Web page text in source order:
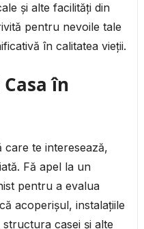
și alte facilități din
pentru nevoile tale
în calitatea vieții.
în
care te interesează,
Fă apel la un
pentru a evalua
acoperișul, instalațiile
casei și alte